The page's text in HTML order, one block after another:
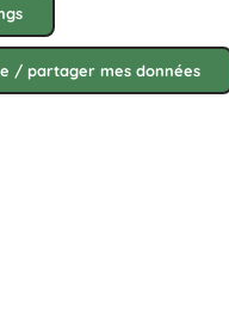
/ partager mes données